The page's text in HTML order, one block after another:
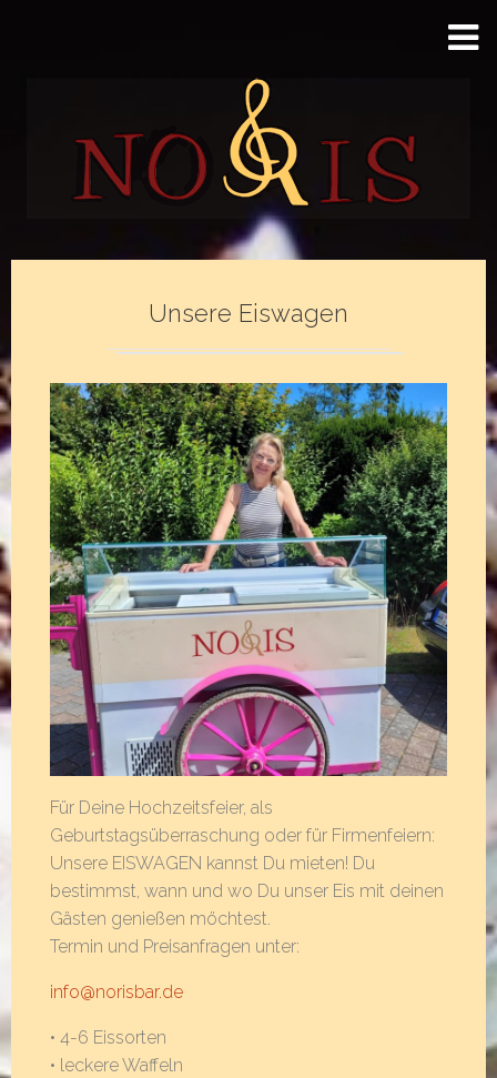
Unsere Eiswagen
Für Deine Hochzeitsfeier, als
Geburtstagsüberraschung oder für Firmenfeiern:
Unsere EISWAGEN kannst Du mieten! Du
bestimmst, wann und wo Du unser Eis mit deinen
Gästen genießen möchtest.
Termin und Preisanfragen unter:
info@norisbar.de
• 4-6 Eissorten
• leckere Waffeln